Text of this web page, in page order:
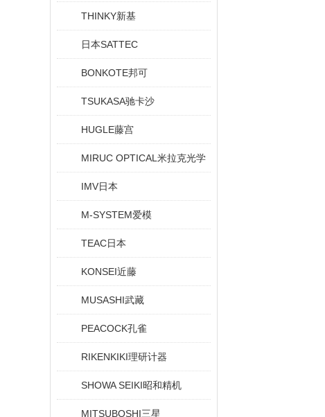
THINKY新基
日本SATTEC
BONKOTE邦可
TSUKASA驰卡沙
HUGLE藤宫
MIRUC OPTICAL米拉克光学
IMV日本
M-SYSTEM爱模
TEAC日本
KONSEI近藤
MUSASHI武藏
PEACOCK孔雀
RIKENKIKI理研计器
SHOWA SEIKI昭和精机
MITSUBOSHI三星